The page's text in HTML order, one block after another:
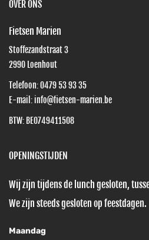
OVER ONS
Fietsen Marien
Stoffezandstraat 3
2990 Loenhout
Telefoon:0479 53 93 35
E-mail: info@fietsen-marien.be
BTW: BE0749411508
OPENINGSTIJDEN
Wij zijn tijdens de lunch gesloten,
We zijn steeds gesloten op feestdagen.
Maandag